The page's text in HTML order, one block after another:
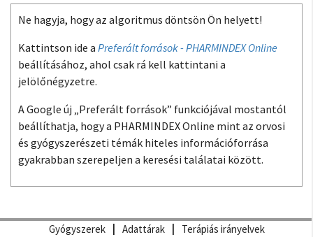
Ne hagyja, hogy az algoritmus döntsön Ön helyett!
Kattintson ide a Preferált források - PHARMINDEX Online
beállításához, ahol csak rá kell kattintani a
jelölőnégyzetre.
A Google új „Preferált források” funkciójával mostantól
beállíthatja, hogy a PHARMINDEX Online mint az orvosi
és gyógyszerészeti témák hiteles információforrása
gyakrabban szerepeljen a keresési találatai között.
Gyógyszerek Adattárak
Terápiás irányelvek